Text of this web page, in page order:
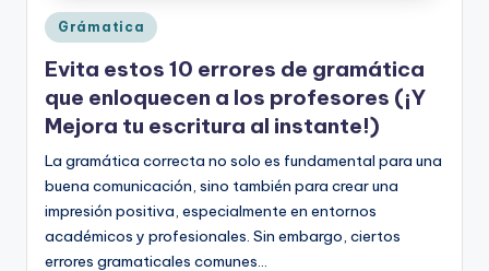
fí
a
y
e
d
u
c
Publicado
en
Grámatica
Evita estos 10 errores de gramática
que enloquecen a los profesores (¡Y
Mejora tu escritura al instante!)
La gramática correcta no solo es fundamental para una
buena comunicación, sino también para crear una
impresión positiva, especialmente en entornos
académicos y profesionales. Sin embargo, ciertos
errores gramaticales comunes…